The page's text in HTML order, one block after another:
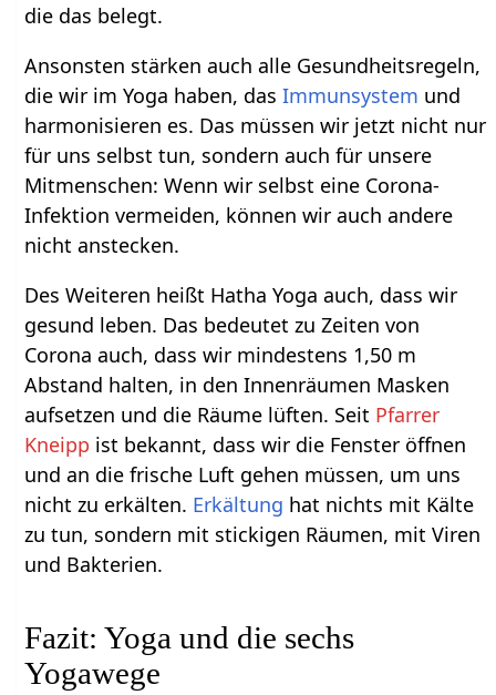
die das belegt.
Ansonsten stärken auch alle Gesundheitsregeln,
die wir im Yoga haben, dasImmunsystem und
harmonisieren es. Das müssen wir jetzt nicht nur
für uns selbst tun, sondern auch für unsere
Mitmenschen: Wenn wir selbst eine Corona-
Infektion vermeiden, können wir auch andere
nicht anstecken.
Des Weiteren heißt Hatha Yoga auch, dass wir
gesund leben. Das bedeutet zu Zeiten von
Corona auch, dass wir mindestens 1,50 m
Abstand halten, in den Innenräumen Masken
aufsetzen und die Räume lüften. Seit Pfarrer
Kneipp ist bekannt, dass wir die Fenster öffnen
und an die frische Luft gehen müssen, um uns
nicht zu erkälten. Erkältung hat nichts mit Kälte
zu tun, sondern mit stickigen Räumen, mit Viren
und Bakterien.
Fazit: Yoga und die sechs
Yogawege